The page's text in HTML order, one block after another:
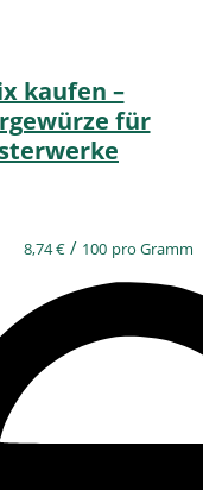
kaufen –
für
8,74€ / 100 pro Gramm